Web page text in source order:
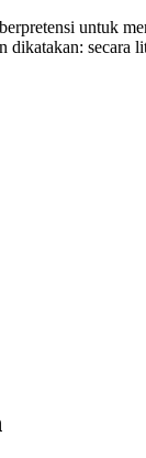
untuk
dikatakan: